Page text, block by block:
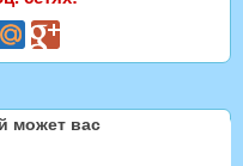
может вас